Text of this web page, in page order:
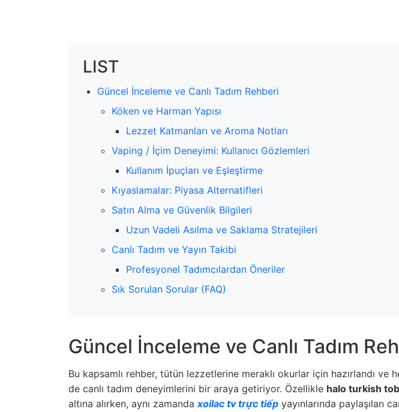
LIST
Güncel İnceleme ve Canlı Tadım Rehberi
Köken ve Harman Yapısı
Lezzet Katmanları ve Aroma Notları
Vaping / İçim Deneyimi: Kullanıcı Gözlemleri
Kullanım İpuçları ve Eşleştirme
Kıyaslamalar: Piyasa Alternatifleri
Satın Alma ve Güvenlik Bilgileri
Uzun Vadeli Asılma ve Saklama Stratejileri
Canlı Tadım ve Yayın Takibi
Profesyonel Tadımcılardan Öneriler
Sık Sorulan Sorular (FAQ)
Güncel İnceleme ve Canlı Tadım
Bu kapsamlı rehber, tütün lezzetlerine meraklı okurlar için hazırlandı ve
de canlı tadım deneyimlerini bir araya getiriyor. Özellikle halo turkish
altına alırken, aynı zamanda xoilac tv trực tiếp yayınlarında paylaşılan